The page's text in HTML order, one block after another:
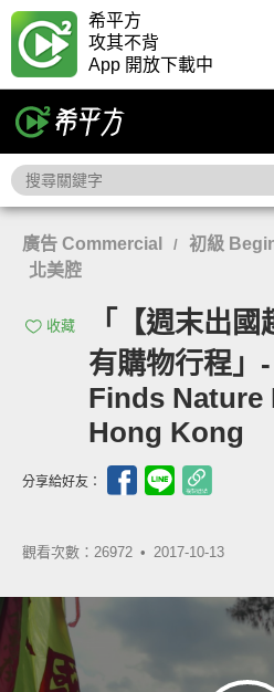
希平方
攻其不背
App 開放下載中
廣告 Commercial / 初級
北美腔
收藏
「【週末出
有購物行程」
Finds Nature
Hong Kong
分享給好友：
觀看次數：26972 • 2017-10-13